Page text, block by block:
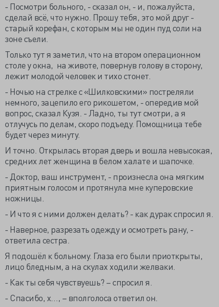
- Посмотри больного, - сказал он, - и, пожалуйста,
сделай всё, что нужно. Прошу тебя, это мой друг -
старый корефан, с которым мы не один пуд соли на
зоне съели.
Только тут я заметил, что на втором операционном
столе у окна, на животе, повернув голову в сторону,
лежит молодой человек и тихо стонет.
- Ночью на стрелке с «Шилковскими» постреляли
немного, зацепило его рикошетом, - опередив мой
вопрос, сказал Кузя. - Ладно, ты тут смотри, а я
отлучусь по делам, скоро подъеду. Помощница тебе
будет через минуту.
И точно. Открылась вторая дверь и вошла невысокая,
средних лет женщина в белом халате и шапочке.
- Доктор, ваш инструмент, - произнесла она мягким
приятным голосом и протянула мне куперовские
ножницы.
- И что я с ними должен делать? - как дурак спросил я.
- Наверное, разрезать одежду и осмотреть рану, -
ответила сестра.
Я подошёл к больному. Глаза его были приоткрыты,
лицо бледным, а на скулах ходили желваки.
- Как ты себя чувствуешь? – спросил я.
- Спасибо, х…, – вполголоса ответил он.